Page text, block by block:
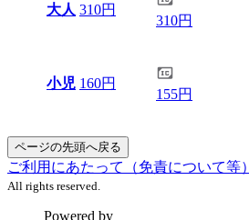
大人 310円
310円
小児 160円
155円
ページの先頭へ戻る
ご利用にあたって（免責について等）
All rights reserved.
Powered by